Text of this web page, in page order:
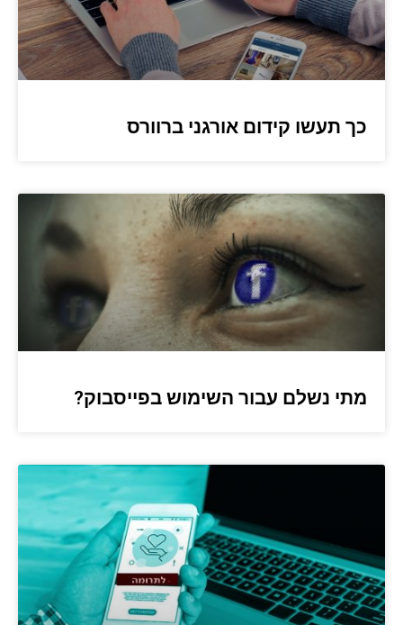
כך תעשו קידום אורגני ברוורס
מתי נשלם עבור השימוש בפייסבוק?